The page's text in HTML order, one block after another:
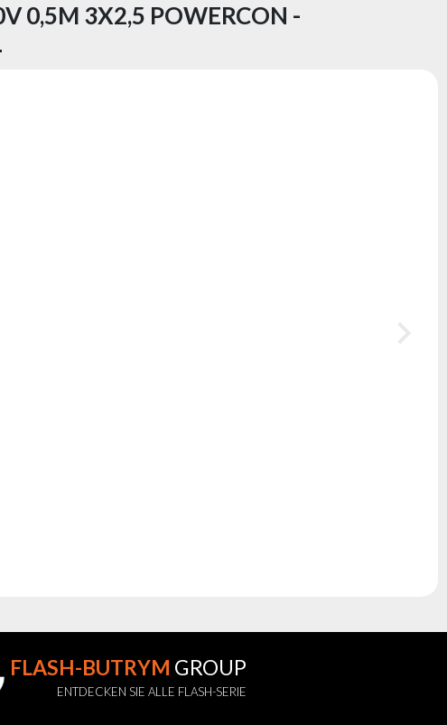
0,5M 3X2,5 POWERCON -
FLASH-BUTRYM GROUP
ENTDECKEN SIE ALLE FLASH-SERIE